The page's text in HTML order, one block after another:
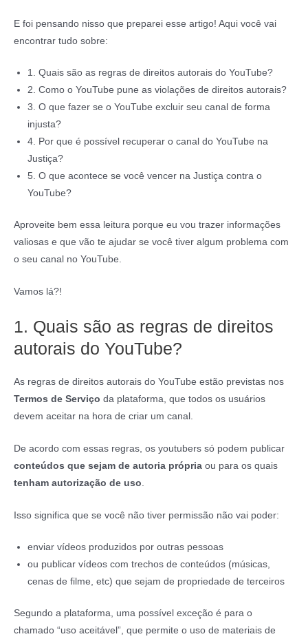
E foi pensando nisso que preparei esse artigo! Aqui você vai
encontrar tudo sobre:
1. Quais são as regras de direitos autorais do YouTube?
2. Como o YouTube pune as violações de direitos autorais?
3. O que fazer se o YouTube excluir seu canal de forma
injusta?
4. Por que é possível recuperar o canal do YouTube na
Justiça?
5. O que acontece se você vencer na Justiça contra o
YouTube?
Aproveite bem essa leitura porque eu vou trazer informações
valiosas e que vão te ajudar se você tiver algum problema com
o seu canal no YouTube.
Vamos lá?!
1. Quais são as regras de direitos
autorais do YouTube?
As regras de direitos autorais do YouTube estão previstas nos
Termos de Serviço da plataforma, que todos os usuários
devem aceitar na hora de criar um canal.
De acordo com essas regras, os youtubers só podem publicar
conteúdos que sejam de autoria própria ou para os quais
tenham autorização de uso
Isso significa que se você não tiver permissão não vai poder:
enviar vídeos produzidos por outras pessoas
ou publicar vídeos com trechos de conteúdos (músicas,
cenas de filme, etc) que sejam de propriedade de terceiros
Segundo a plataforma, uma possível exceção é para o
chamado “uso aceitável”, que permite o uso de materiais de